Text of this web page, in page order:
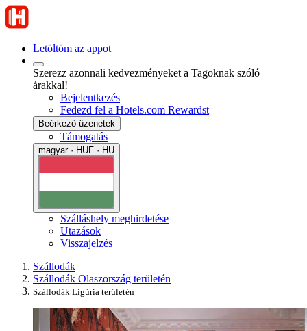
Letöltöm az appot
Szerezz azonnali kedvezményeket a Tagoknak szóló
árakkal!
Bejelentkezés
Fedezd fel a Hotels.com Rewardst
Beérkező üzenetek
Támogatás
magyar · HUF · HU
Szálláshely meghirdetése
Utazások
Visszajelzés
Szállodák
Szállodák Olaszország területén
Szállodák Ligúria területén